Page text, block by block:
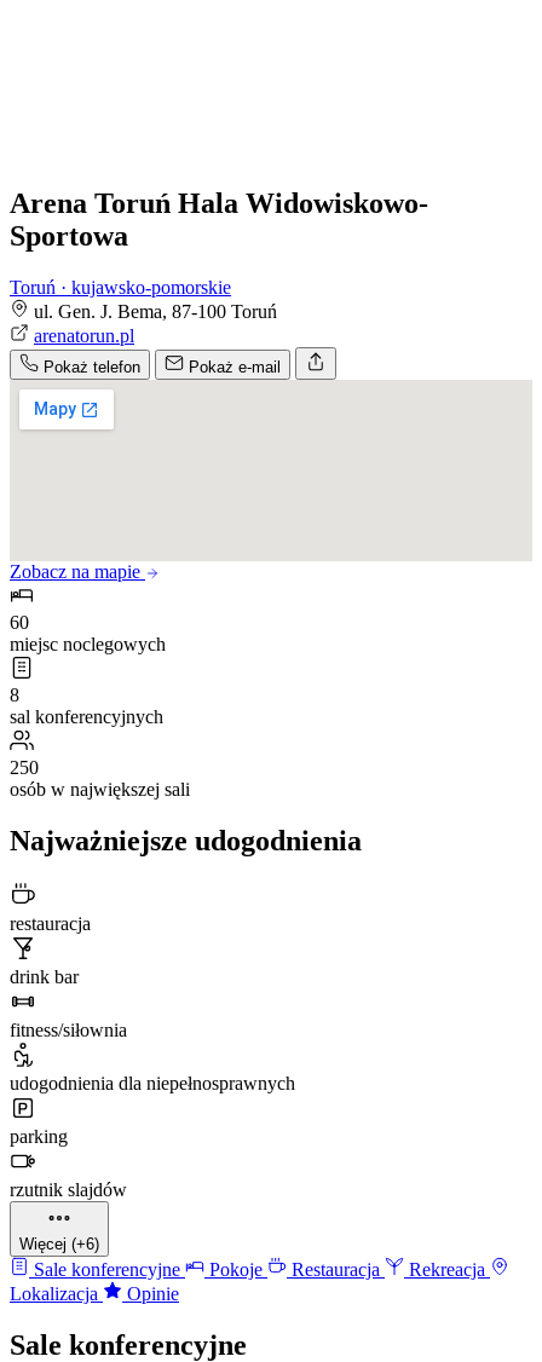
Arena Toruń Hala Widowiskowo-
Sportowa
Toruń · kujawsko-pomorskie
ul. Gen. J. Bema, 87-100 Toruń
arenatorun.pl
Pokaż telefon Pokaż e-mail
Zobacz na mapie
60
miejsc noclegowych
8
sal konferencyjnych
250
osób w największej sali
Najważniejsze udogodnienia
restauracja
drink bar
fitness/siłownia
udogodnienia dla niepełnosprawnych
parking
rzutnik slajdów
Więcej (+6)
Sale konferencyjne Pokoje Restauracja
Rekreacja
Lokalizacja
Opinie
Sale konferencyjne